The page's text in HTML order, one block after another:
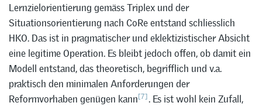
Lernzielorientierung gemäss Triplex und der
Situationsorientierung nach CoRe entstand schliesslich
HKO. Das ist in pragmatischer und eklektizistischer Absicht
eine legitime Operation. Es bleibt jedoch offen, ob damit ein
Modell entstand, das theoretisch, begrifflich und v.a.
praktisch den minimalen Anforderungen der
Reformvorhaben genügen kann[7]. Es ist wohl kein Zufall,